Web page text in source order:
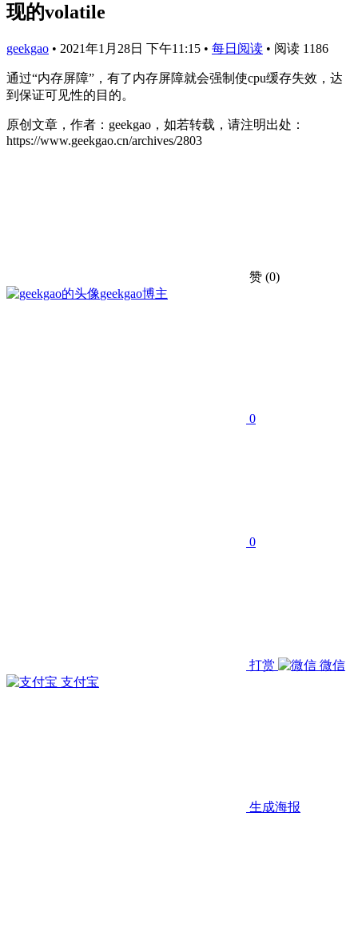
现的volatile
geekgao • 2021年1月28日 下午11:15 • 每日阅读 • 阅读 1186
通过“内存屏障”，有了内存屏障就会强制使cpu缓存失效，达
到保证可见性的目的。
原创文章，作者：geekgao，如若转载，请注明出处：
https://www.geekgao.cn/archives/2803
赞 (0)
geekgao博主
0
0
打赏
微信
支付宝
生成海报